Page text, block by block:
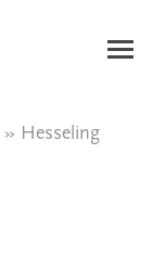
» Hesseling